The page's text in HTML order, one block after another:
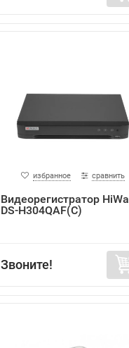
избранное сравнить
Видеорегистратор
DS-H304QAF(C)
Звоните!